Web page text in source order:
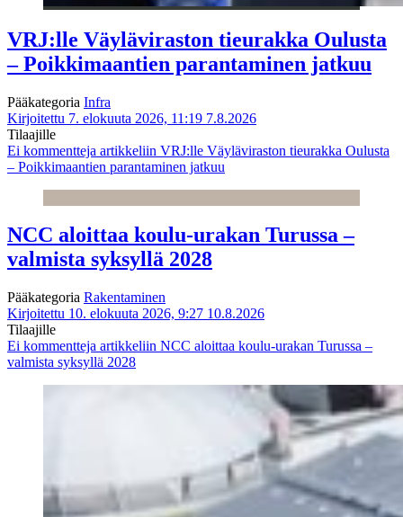
VRJ:lle Väyläviraston tieurakka Oulusta
– Poikkimaantien parantaminen jatkuu
Pääkategoria Infra
Kirjoitettu 7. elokuuta 2026, 11:19 7.8.2026
Tilaajille
Ei kommentteja artikkeliin VRJ:lle Väyläviraston tieurakka Oulusta
– Poikkimaantien parantaminen jatkuu
NCC aloittaa koulu-urakan Turussa –
valmista syksyllä 2028
Pääkategoria Rakentaminen
Kirjoitettu 10. elokuuta 2026, 9:27 10.8.2026
Tilaajille
Ei kommentteja artikkeliin NCC aloittaa koulu-urakan Turussa –
valmista syksyllä 2028